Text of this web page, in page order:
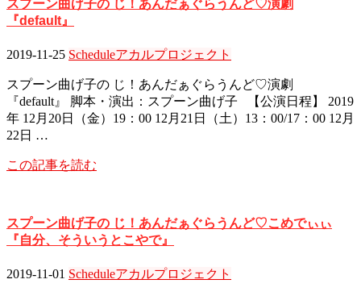
スプーン曲げ子の じ！あんだぁぐらうんど♡演劇
『default』
2019-11-25 Scheduleアカルプロジェクト
スプーン曲げ子の じ！あんだぁぐらうんど♡演劇
『default』 脚本・演出：スプーン曲げ子 【公演日程】 2019
年 12月20日（金）19：00 12月21日（土）13：00/17：00 12月
22日 …
この記事を読む
スプーン曲げ子の じ！あんだぁぐらうんど♡こめでぃぃ
『自分、そういうとこやで』
2019-11-01 Scheduleアカルプロジェクト